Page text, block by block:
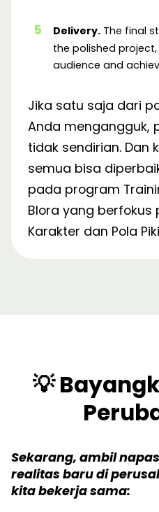
Delivery. The final
the polished
audience and
Jika satu saja dari
Anda mengangguk,
tidak sendirian. Dan
semua bisa
pada program
Blora yang
Karakter dan Pola
💡
Sekarang, ambil
realitas baru di
kita bekerja sama: